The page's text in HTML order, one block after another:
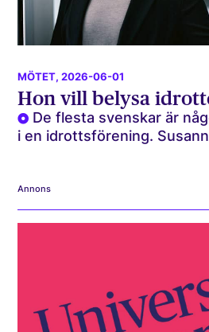
MÖTET, 2026-06-01
Hon vill belysa
De flesta svenskar är
i en idrottsförening.
Annons